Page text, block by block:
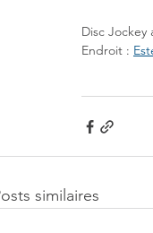
Disc Jockey
Endroit :
similaires